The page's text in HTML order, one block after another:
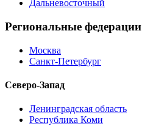
Дальневосточный
Региональные федерации
Москва
Санкт-Петербург
Северо-Запад
Ленинградская область
Республика Коми